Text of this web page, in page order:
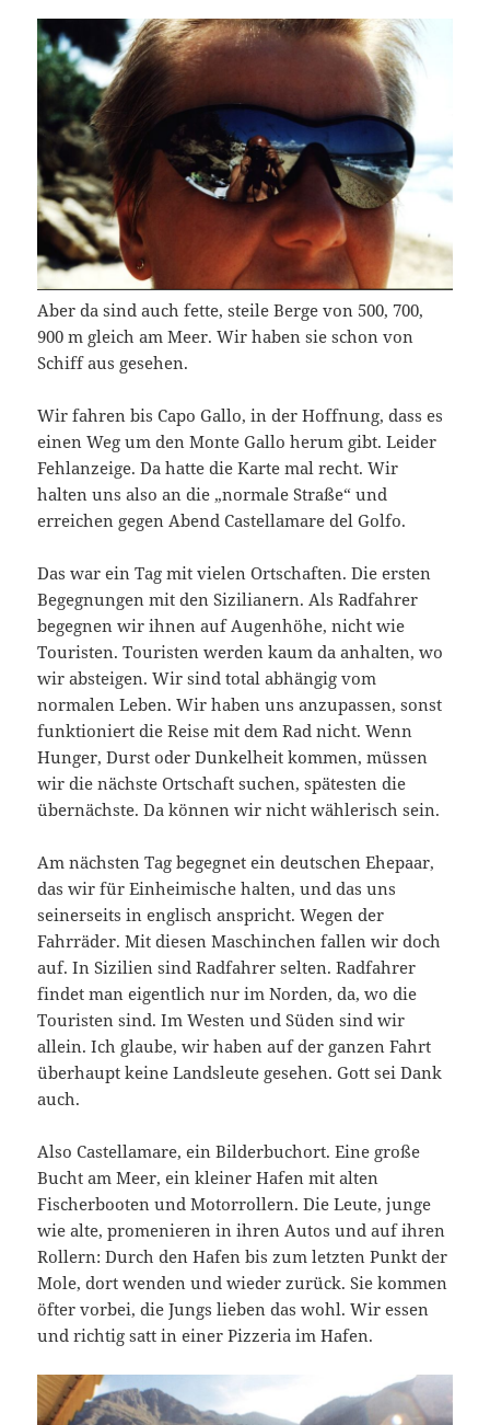
Aber da sind auch fette, steile Berge von 500, 700,
900 m gleich am Meer. Wir haben sie schon von
Schiff aus gesehen.
Wir fahren bis Capo Gallo, in der Hoffnung, dass es
einen Weg um den Monte Gallo herum gibt. Leider
Fehlanzeige. Da hatte die Karte mal recht. Wir
halten uns also an die „normale Straße“ und
erreichen gegen Abend Castellamare del Golfo.
Das war ein Tag mit vielen Ortschaften. Die ersten
Begegnungen mit den Sizilianern. Als Radfahrer
begegnen wir ihnen auf Augenhöhe, nicht wie
Touristen. Touristen werden kaum da anhalten, wo
wir absteigen. Wir sind total abhängig vom
normalen Leben. Wir haben uns anzupassen, sonst
funktioniert die Reise mit dem Rad nicht. Wenn
Hunger, Durst oder Dunkelheit kommen, müssen
wir die nächste Ortschaft suchen, spätesten die
übernächste. Da können wir nicht wählerisch sein.
Am nächsten Tag begegnet ein deutschen Ehepaar,
das wir für Einheimische halten, und das uns
seinerseits in englisch anspricht. Wegen der
Fahrräder. Mit diesen Maschinchen fallen wir doch
auf. In Sizilien sind Radfahrer selten. Radfahrer
findet man eigentlich nur im Norden, da, wo die
Touristen sind. Im Westen und Süden sind wir
allein. Ich glaube, wir haben auf der ganzen Fahrt
überhaupt keine Landsleute gesehen. Gott sei Dank
auch.
Also Castellamare, ein Bilderbuchort. Eine große
Bucht am Meer, ein kleiner Hafen mit alten
Fischerbooten und Motorrollern. Die Leute, junge
wie alte, promenieren in ihren Autos und auf ihren
Rollern: Durch den Hafen bis zum letzten Punkt der
Mole, dort wenden und wieder zurück. Sie kommen
öfter vorbei, die Jungs lieben das wohl. Wir essen
und richtig satt in einer Pizzeria im Hafen.